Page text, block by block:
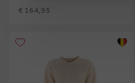
€ 164,95